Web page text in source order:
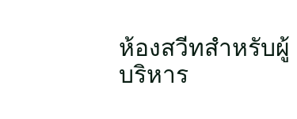
ห้องสวีทสำหรับผู้
บริหาร